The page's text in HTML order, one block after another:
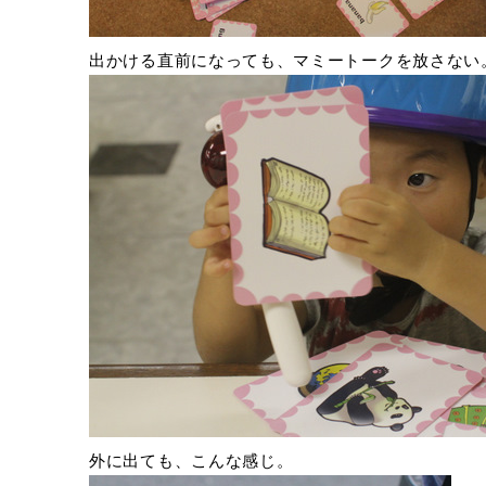
出かける直前になっても、マミートークを放さない
外に出ても、こんな感じ。